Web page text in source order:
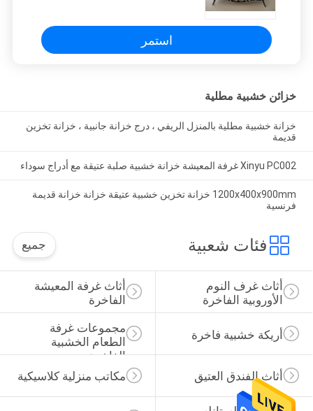
استمر
خزائن خشبية مطلية
خزانة خشبية مطلية بالمنزل الريفي ، درج خزانة جانبية ، خزانة تخزين
قديمة
Xinyu PC002 غرفة المعيشة خزانة خشبية صلبة عتيقة مع أدراج سوداء
1200x400x900mm خزانة تخزين خشبية عتيقة خزانة خزانة قديمة
فرنسية
فئات شعبية جميع
أثاث غرفة المعيشة
الفاخرة
أثاث غرف النوم
الأوروبية الفاخرة
مجموعات غرفة
الطعام الخشبية
الفاخرة
أريكة خشبية فاخرة
مكاتب منزلية كلاسيكية أثاث الفندق العتيق